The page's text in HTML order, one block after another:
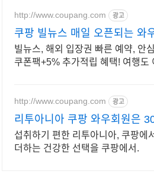
http://www.coupang.com 광고
쿠팡 빌뉴스 매일 오픈되는 와
빌뉴스, 해외 입장권 빠른 예약, 안
쿠폰팩+5% 추가적립 혜택! 여행도
http://www.coupang.com 광고
리투아니아 쿠팡 와우회원은
섭취하기 편한 리투아니아, 쿠팡에
더하는 건강한 선택을 쿠팡에서.